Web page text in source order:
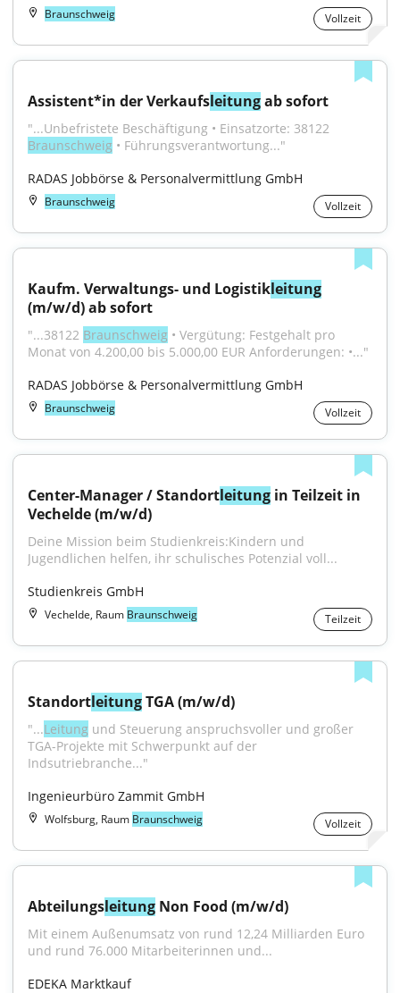
Braunschweig Vollzeit
Assistent*in der Verkaufsleitung ab sofort
Braunschweig • Führungsverantwortung..."
RADAS Jobbörse & Personalvermittlung GmbH
Braunschweig Vollzeit
Kaufm. Verwaltungs- und Logistikleitung
(m/w/d) ab sofort
"...38122 Braunschweig • Vergütung: Festgehalt pro
Monat von 4.200,00 bis 5.000,00 EUR Anforderungen: •..."
RADAS Jobbörse & Personalvermittlung GmbH
Braunschweig Vollzeit
Center-Manager / Standortleitung in Teilzeit in
Vechelde (m/w/d)
Deine Mission beim Studienkreis:Kindern und
Jugendlichen helfen, ihr schulisches Potenzial voll...
Studienkreis GmbH
Vechelde, Raum Braunschweig Teilzeit
Standortleitung TGA (m/w/d)
"...Leitung und Steuerung anspruchsvoller und großer
TGA-Projekte mit Schwerpunkt auf der
Indsutriebranche..."
Ingenieurbüro Zammit GmbH
Wolfsburg, Raum Braunschweig Vollzeit
Abteilungsleitung Non Food (m/w/d)
Mit einem Außenumsatz von rund 12,24 Milliarden Euro
und rund 76.000 Mitarbeiterinnen und...
EDEKA Marktkauf